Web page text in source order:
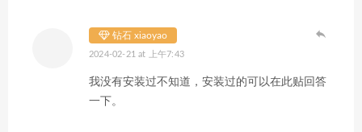
钻石 xiaoyao
2024-02-21 at 上午7:43
我没有安装过不知道，安装过的可以在此贴回答
一下。